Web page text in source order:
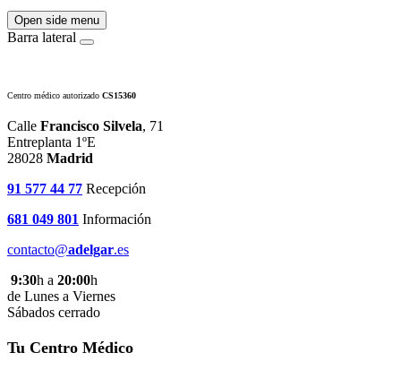
Open side menu
Barra lateral
Centro médico autorizado CS15360
Calle Francisco Silvela, 71
Entreplanta 1ºE
28028 Madrid
91 577 44 77 Recepción
681 049 801 Información
contacto@adelgar.es
9:30h a 20:00h
de Lunes a Viernes
Sábados cerrado
Tu Centro Médico